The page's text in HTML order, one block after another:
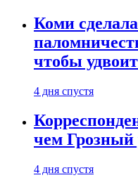
Коми
чтобы
4 дня спустя
чем Грозный
4 дня спустя